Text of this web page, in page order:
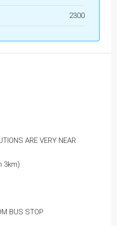
2300
ARE VERY NEAR
3km)
BUS STOP